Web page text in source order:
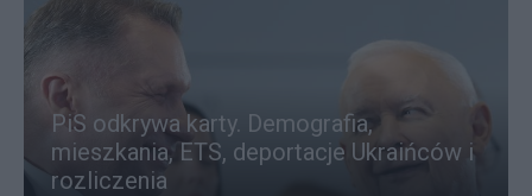
PiS odkrywa karty. Demografia,
mieszkania, ETS, deportacje Ukraińców i
rozliczenia